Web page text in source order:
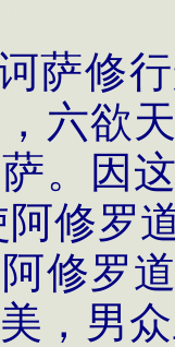
萨修
六欲
。因
阿修罗
修罗
，男